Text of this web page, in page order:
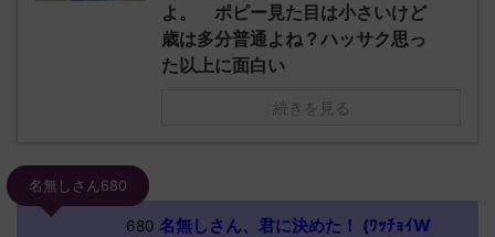
よ。 ポピー見た目は小さいけど
歳は多分普通よね？ハッサク思っ
た以上に面白い
続きを見る
名無しさん680
680 名無しさん、君に決めた！ (ﾜｯﾁｮｲW